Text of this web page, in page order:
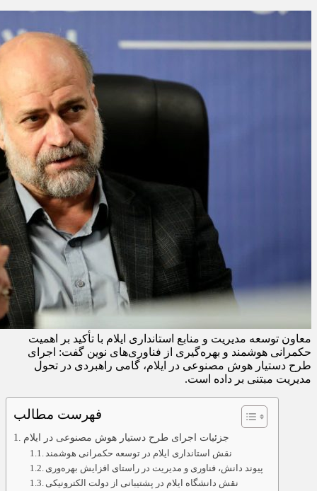
معاون توسعه مدیریت و منابع استانداری ایلام با تأکید بر اهمیت
حکمرانی هوشمند و بهره‌گیری از فناوری‌های نوین گفت: اجرای
طرح دستیار هوش مصنوعی در ایلام، گامی راهبردی در تحول
مدیریت مبتنی بر داده است.
فهرست مطالب
جزئیات اجرای طرح دستیار هوش مصنوعی در ایلام
نقش استانداری ایلام در توسعه حکمرانی هوشمند
پیوند دانش، فناوری و مدیریت در راستای افزایش بهره‌وری
نقش دانشگاه ایلام در پشتیبانی از دولت الکترونیکی